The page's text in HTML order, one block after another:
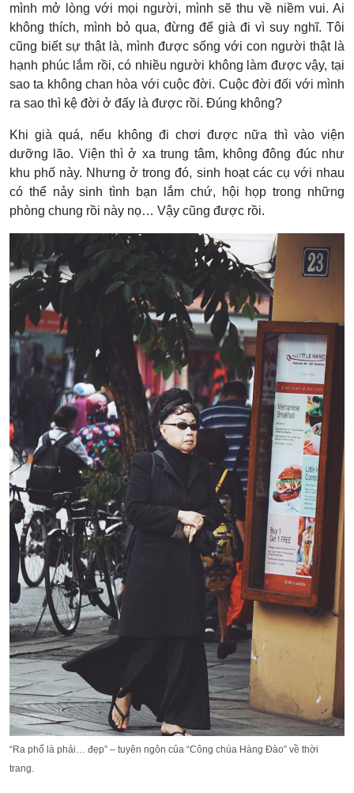
mình mở lòng với mọi người, mình sẽ thu về niềm vui. Ai
không thích, mình bỏ qua, đừng để già đi vì suy nghĩ. Tôi
cũng biết sự thật là, mình được sống với con người thật là
hạnh phúc lắm rồi, có nhiều người không làm được vậy, tại
sao ta không chan hòa với cuộc đời. Cuộc đời đối với mình
ra sao thì kệ đời ở đấy là được rồi. Đúng không?
Khi già quá, nếu không đi chơi được nữa thì vào viện
dưỡng lão. Viện thì ở xa trung tâm, không đông đúc như
khu phố này. Nhưng ở trong đó, sinh hoạt các cụ với nhau
có thể nảy sinh tình bạn lắm chứ, hội họp trong những
phòng chung rồi này nọ… Vậy cũng được rồi.
“Ra phố là phải… đẹp” – tuyên ngôn của “Công chúa Hàng Đào” về thời
trang.